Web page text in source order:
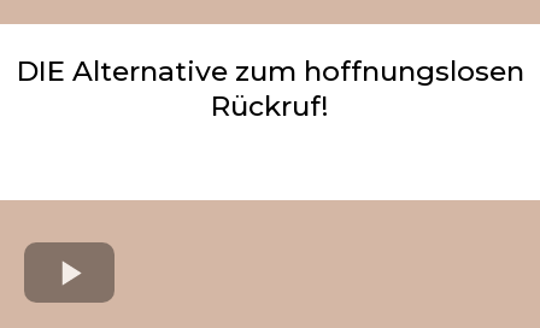
DIE Alternative zum hoffnungslosen
Rückruf!